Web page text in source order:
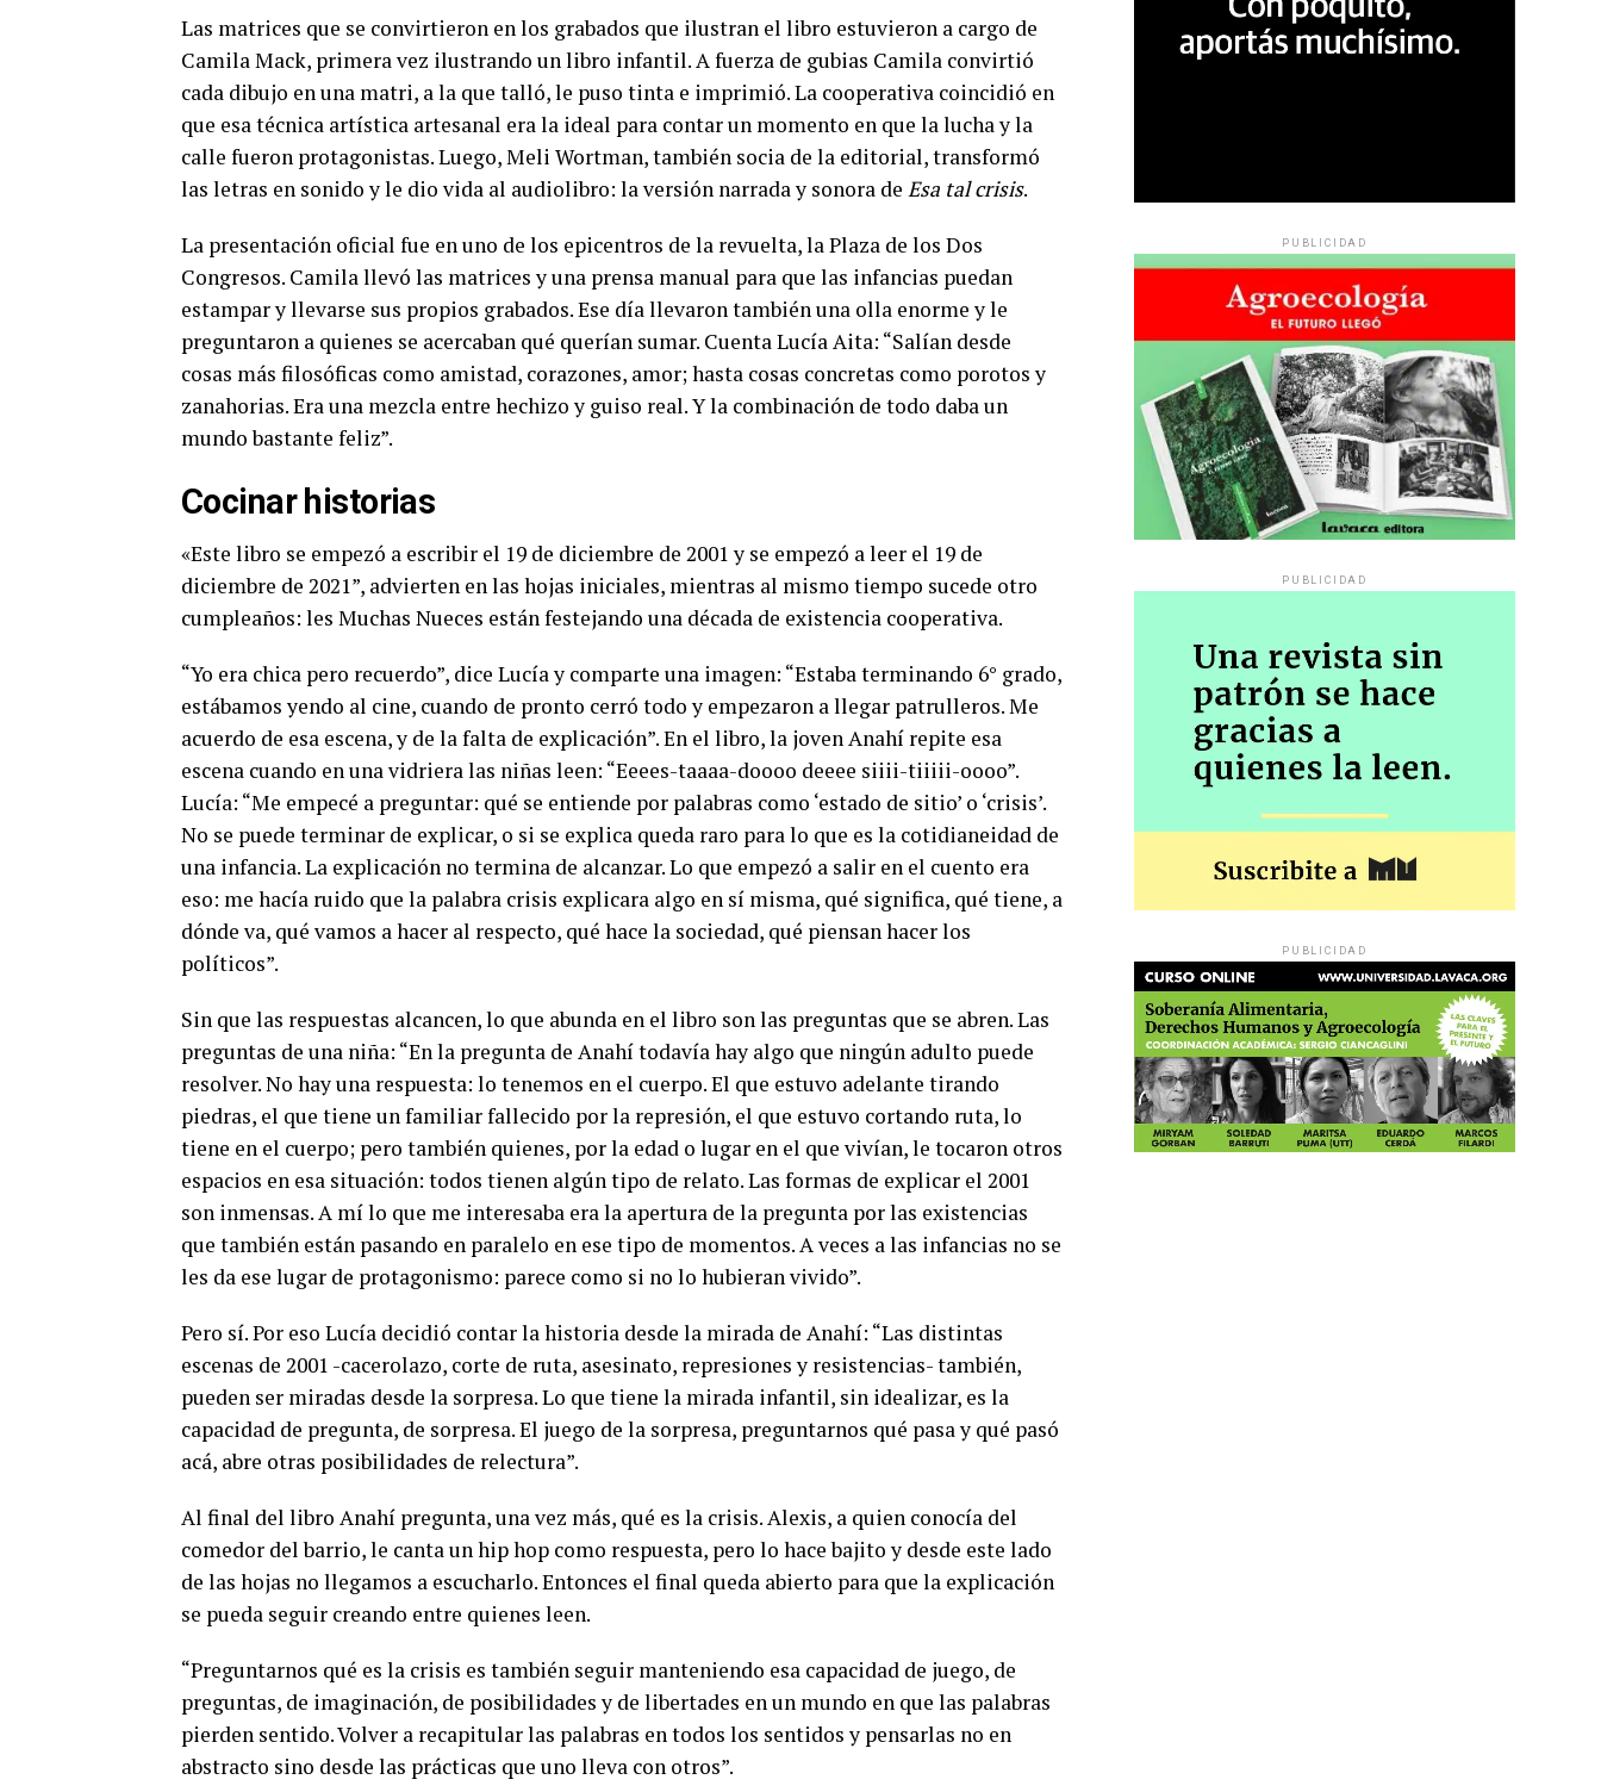
Las matrices que se convirtieron en los grabados que ilustran el libro estuvieron a cargo de
Camila Mack, primera vez ilustrando un libro infantil. A fuerza de gubias Camila convirtió
cada dibujo en una matri, a la que talló, le puso tinta e imprimió. La cooperativa coincidió en
que esa técnica artística artesanal era la ideal para contar un momento en que la lucha y la
calle fueron protagonistas. Luego, Meli Wortman, también socia de la editorial, transformó
las letras en sonido y le dio vida al audiolibro: la versión narrada y sonora de Esa tal crisis.
La presentación oficial fue en uno de los epicentros de la revuelta, la Plaza de los Dos
Congresos. Camila llevó las matrices y una prensa manual para que las infancias puedan
estampar y llevarse sus propios grabados. Ese día llevaron también una olla enorme y le
preguntaron a quienes se acercaban qué querían sumar. Cuenta Lucía Aita: “Salían desde
cosas más filosóficas como amistad, corazones, amor; hasta cosas concretas como porotos y
zanahorias. Era una mezcla entre hechizo y guiso real. Y la combinación de todo daba un
mundo bastante feliz”.
Cocinar historias
«Este libro se empezó a escribir el 19 de diciembre de 2001 y se empezó a leer el 19 de
diciembre de 2021”, advierten en las hojas iniciales, mientras al mismo tiempo sucede otro
cumpleaños: les Muchas Nueces están festejando una década de existencia cooperativa.
“Yo era chica pero recuerdo”, dice Lucía y comparte una imagen: “Estaba terminando 6° grado,
estábamos yendo al cine, cuando de pronto cerró todo y empezaron a llegar patrulleros. Me
acuerdo de esa escena, y de la falta de explicación”. En el libro, la joven Anahí repite esa
escena cuando en una vidriera las niñas leen: “Eeees-taaaa-doooo deeee siiii-tiiiii-oooo”.
Lucía: “Me empecé a preguntar: qué se entiende por palabras como ‘estado de sitio’ o ‘crisis’.
No se puede terminar de explicar, o si se explica queda raro para lo que es la cotidianeidad de
una infancia. La explicación no termina de alcanzar. Lo que empezó a salir en el cuento era
eso: me hacía ruido que la palabra crisis explicara algo en sí misma, qué significa, qué tiene, a
dónde va, qué vamos a hacer al respecto, qué hace la sociedad, qué piensan hacer los
políticos”.
Sin que las respuestas alcancen, lo que abunda en el libro son las preguntas que se abren. Las
preguntas de una niña: “En la pregunta de Anahí todavía hay algo que ningún adulto puede
resolver. No hay una respuesta: lo tenemos en el cuerpo. El que estuvo adelante tirando
piedras, el que tiene un familiar fallecido por la represión, el que estuvo cortando ruta, lo
tiene en el cuerpo; pero también quienes, por la edad o lugar en el que vivían, le tocaron otros
espacios en esa situación: todos tienen algún tipo de relato. Las formas de explicar el 2001
son inmensas. A mí lo que me interesaba era la apertura de la pregunta por las existencias
que también están pasando en paralelo en ese tipo de momentos. A veces a las infancias no se
les da ese lugar de protagonismo: parece como si no lo hubieran vivido”.
Pero sí. Por eso Lucía decidió contar la historia desde la mirada de Anahí: “Las distintas
escenas de 2001 -cacerolazo, corte de ruta, asesinato, represiones y resistencias- también,
pueden ser miradas desde la sorpresa. Lo que tiene la mirada infantil, sin idealizar, es la
capacidad de pregunta, de sorpresa. El juego de la sorpresa, preguntarnos qué pasa y qué pasó
acá, abre otras posibilidades de relectura”.
Al final del libro Anahí pregunta, una vez más, qué es la crisis. Alexis, a quien conocía del
comedor del barrio, le canta un hip hop como respuesta, pero lo hace bajito y desde este lado
de las hojas no llegamos a escucharlo. Entonces el final queda abierto para que la explicación
se pueda seguir creando entre quienes leen.
“Preguntarnos qué es la crisis es también seguir manteniendo esa capacidad de juego, de
preguntas, de imaginación, de posibilidades y de libertades en un mundo en que las palabras
pierden sentido. Volver a recapitular las palabras en todos los sentidos y pensarlas no en
abstracto sino desde las prácticas que uno lleva con otros”.
PUBLICIDAD
PUBLICIDAD
PUBLICIDAD